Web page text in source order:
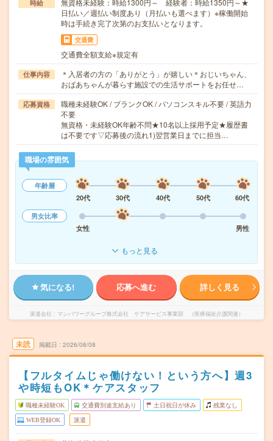
時給
無資格未経験：時給1300円～ 経験者：時給1350円～★
日払い／週払い制度あり（月払いも選べます）※稼働開始
時は手続き完了次第のお支払いとなります。
交通費
交通費全額支給※規定有
仕事内容
＊入居者の方の「ありがとう」が嬉しい＊おじいちゃん、
おばあちゃんが暮らす施設での生活サポートをお任せ…
応募資格
職種未経験OK / ブランクOK / パソコンスキル不要 / 英語力
不要
無資格・未経験OK年齢不問★10名以上採用予定★履歴書
は不要です▽応募後の流れ1)翌営業日までに担当…
職場の雰囲気
年齢層
20代
30代 40代 50代
60代
男女比率
女性
男性
もっと見る
気になる! 応募へ進む 詳しく見る
派遣会社 マンパワーグループ株式会社 ケアサービス事業部 （医療福祉介護関連）
未読 掲載日 2026/08/08
【フルタイムじゃ働けない！という方へ】週3
や時短もOK＊ケアスタッフ
職種未経験OK 交通費別途支給あり 土日祝日が休み 残業なし
WEB登録OK 派遣